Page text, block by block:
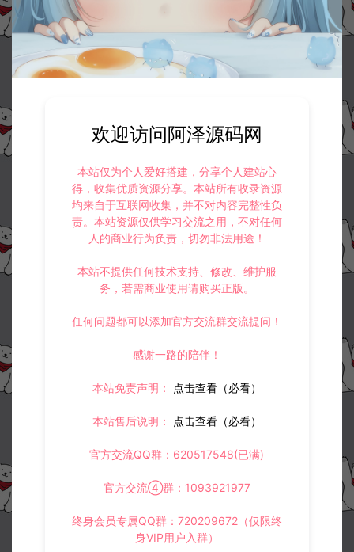
欢迎访问阿泽源码网
本站仅为个人爱好搭建，分享个人建站心
得，收集优质资源分享。本站所有收录资源
均来自于互联网收集，并不对内容完整性负
责。本站资源仅供学习交流之用，不对任何
人的商业行为负责，切勿非法用途！
本站不提供任何技术支持、修改、维护服
务，若需商业使用请购买正版。
任何问题都可以添加官方交流群交流提问！
感谢一路的陪伴！
本站免责声明： 点击查看（必看）
本站售后说明： 点击查看（必看）
官方交流QQ群：620517548(已满)
官方交流④群：1093921977
终身会员专属QQ群：720209672（仅限终
身VIP用户入群）